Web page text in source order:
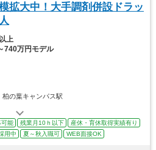
拡大中！大手調剤併設ドラッ
上
740万円モデル
の葉キャンパス駅
可能 残業月10ｈ以下
産休・育休取得実績有り
用中 夏～秋入職可 WEB面接OK